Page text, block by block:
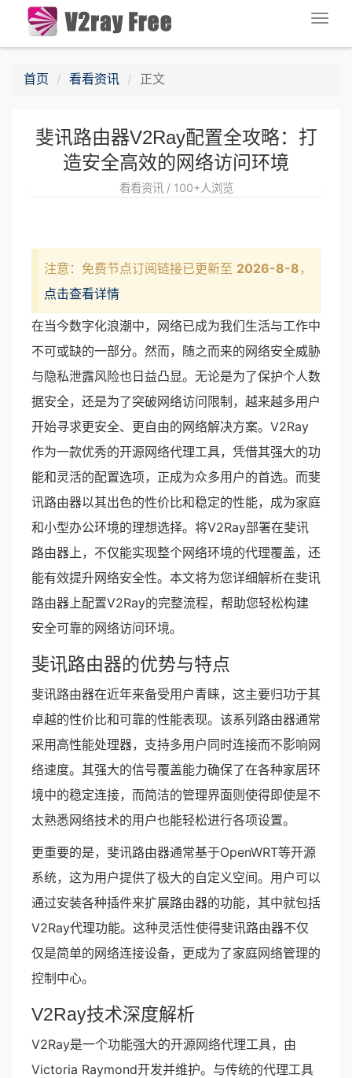
首页 看看资讯 正文
斐讯路由器V2Ray配置全攻略：打
造安全高效的网络访问环境
看看资讯 / 100+人浏览
注意：免费节点订阅链接已更新至 2026-8-8 ，
点击查看详情
在当今数字化浪潮中，网络已成为我们生活与工作中
不可或缺的一部分。然而，随之而来的网络安全威胁
与隐私泄露风险也日益凸显。无论是为了保护个人数
据安全，还是为了突破网络访问限制，越来越多用户
开始寻求更安全、更自由的网络解决方案。V2Ray
作为一款优秀的开源网络代理工具，凭借其强大的功
能和灵活的配置选项，正成为众多用户的首选。而斐
讯路由器以其出色的性价比和稳定的性能，成为家庭
和小型办公环境的理想选择。将V2Ray部署在斐讯
路由器上，不仅能实现整个网络环境的代理覆盖，还
能有效提升网络安全性。本文将为您详细解析在斐讯
路由器上配置V2Ray的完整流程，帮助您轻松构建
安全可靠的网络访问环境。
斐讯路由器的优势与特点
斐讯路由器在近年来备受用户青睐，这主要归功于其
卓越的性价比和可靠的性能表现。该系列路由器通常
采用高性能处理器，支持多用户同时连接而不影响网
络速度。其强大的信号覆盖能力确保了在各种家居环
境中的稳定连接，而简洁的管理界面则使得即使是不
太熟悉网络技术的用户也能轻松进行各项设置。
更重要的是，斐讯路由器通常基于OpenWRT等开源
系统，这为用户提供了极大的自定义空间。用户可以
通过安装各种插件来扩展路由器的功能，其中就包括
V2Ray代理功能。这种灵活性使得斐讯路由器不仅
仅是简单的网络连接设备，更成为了家庭网络管理的
控制中心。
V2Ray技术深度解析
V2Ray是一个功能强大的开源网络代理工具，由
Victoria Raymond开发并维护。与传统的代理工具